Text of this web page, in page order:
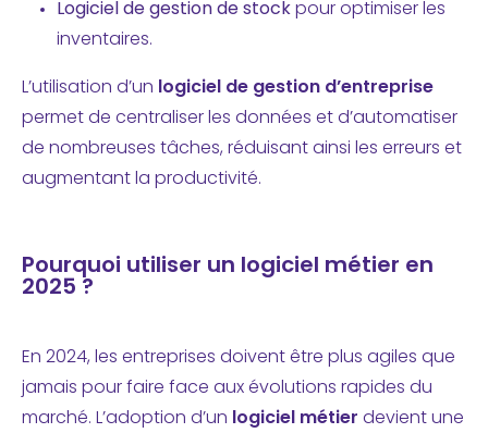
Logiciel de gestion de stock pour optimiser les
inventaires.
L’utilisation d’un
logiciel de gestion d’entreprise
permet de centraliser les données et d’automatiser
de nombreuses tâches, réduisant ainsi les erreurs et
augmentant la productivité.
Pourquoi utiliser un logiciel métier en
2025 ?
En 2024, les entreprises doivent être plus agiles que
jamais pour faire face aux évolutions rapides du
marché. L’adoption d’un
logiciel métier devient une